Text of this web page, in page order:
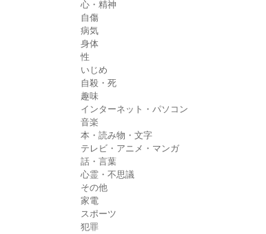
心・精神
自傷
病気
身体
性
いじめ
自殺・死
趣味
インターネット・パソコン
音楽
本・読み物・文字
テレビ・アニメ・マンガ
話・言葉
心霊・不思議
その他
家電
スポーツ
犯罪